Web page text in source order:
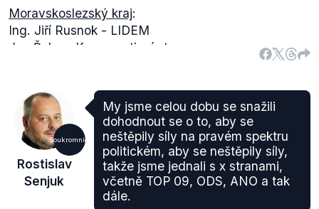
Moravskoslezský kraj:
Ing. Jiří Rusnok - LIDEM
Jan Řeha - Konzervativní strana
Ústecký kraj
RNDr. Marek Belza - Konzervativní strana
Ing. Jan Matějka - Konzervativní strana
Olomoucký kraj
Ing. Vlastimil - Konzervativní strana
Mgr.Pavel Michalík - LIDEM
Soukromníci
Rostislav
Senjuk
My jsme celou dobu se snažili
dohodnout se o to, aby se
neštěpily síly na pravém spektru
politickém, aby se neštěpily síly,
takže jsme jednali s x stranami,
včetně TOP 09, ODS, ANO a tak
dále.